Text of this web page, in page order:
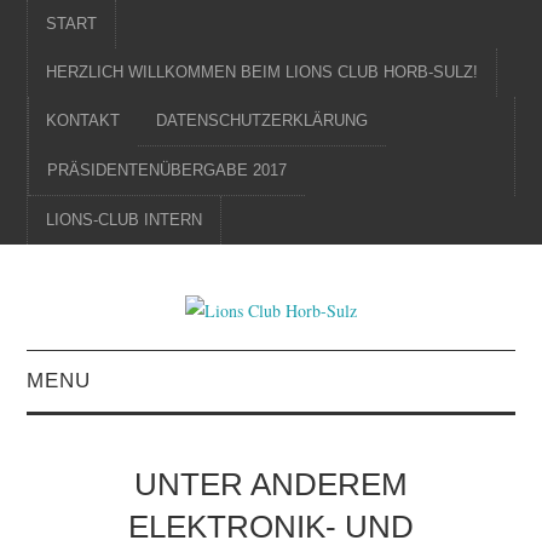
START
HERZLICH WILLKOMMEN BEIM LIONS CLUB HORB-SULZ!
KONTAKT DATENSCHUTZERKLÄRUNG
PRÄSIDENTENÜBERGABE 2017
LIONS-CLUB INTERN
MENU
UNTER ANDEREM
ELEKTRONIK- UND